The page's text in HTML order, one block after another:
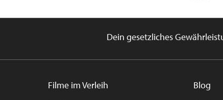
Dein gesetzliches
Filme im Verleih Blog